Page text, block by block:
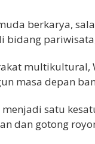
berkarya,
multikultural,
masa depan
satu
dan gotong